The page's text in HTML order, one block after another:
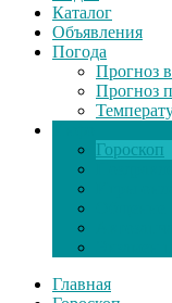
Каталог
Объявления
Погода
Прогноз
Прогноз
Гороскоп
Главная